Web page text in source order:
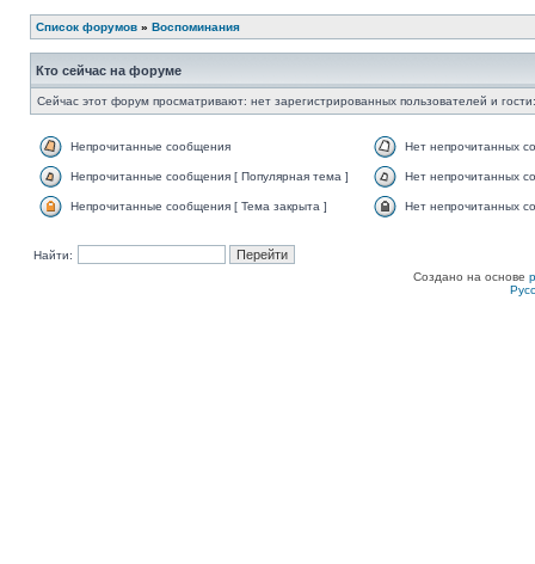
Список форумов » Воспоминания
Кто сейчас на форуме
Сейчас этот форум просматривают: нет зарегистрированных пользователей и
Непрочитанные сообщения Нет непрочитанных
Непрочитанные сообщения [ Популярная тема ] Нет непрочитанных
Непрочитанные сообщения [ Тема закрыта ] Нет непрочитанных
Найти:
Создано на основе